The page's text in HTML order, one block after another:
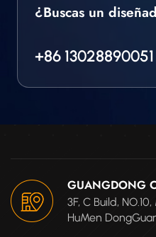
¿Buscas un
+86 13028890051
GUANGDONG
3F, C Build,
HuMen